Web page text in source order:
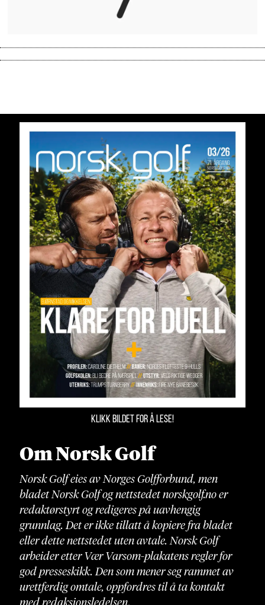
KLIKK BILDET FOR Å LESE!
Om Norsk Golf
Norsk Golf eies av Norges Golfforbund, men
bladet Norsk Golf og nettstedet norskgolf.no er
redaktørstyrt og redigeres på uavhengig
grunnlag. Det er ikke tillatt å kopiere fra bladet
eller dette nettstedet uten avtale. Norsk Golf
arbeider etter Vær Varsom-plakatens regler for
god presseskikk. Den som mener seg rammet av
urettferdig omtale, oppfordres til å ta kontakt
med redaksjonsledelsen.